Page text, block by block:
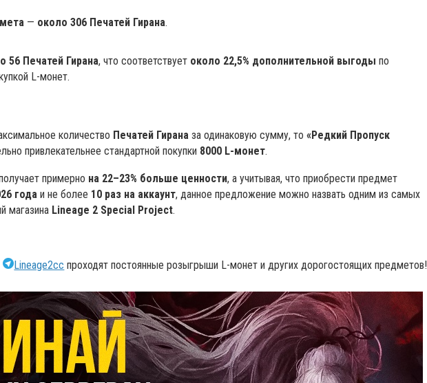
— около 306 Печатей Гирана.
56 Печатей Гирана, что соответствует около 22,5% дополнительной выгоды по
L-монет.
количество Печатей Гирана за одинаковую сумму, то«Редкий Пропуск
привлекательнее стандартной покупки 8000 L-монет.
примерно на 22–23% больше ценности, а учитывая, что приобрести предмет
года и не более 10 раз на аккаунт, данное предложение можно назвать одним из самых
магазина Lineage 2 Special Project.
Lineage2cc проходят постоянные розыгрыши L-монет и других дорогостоящих предметов!